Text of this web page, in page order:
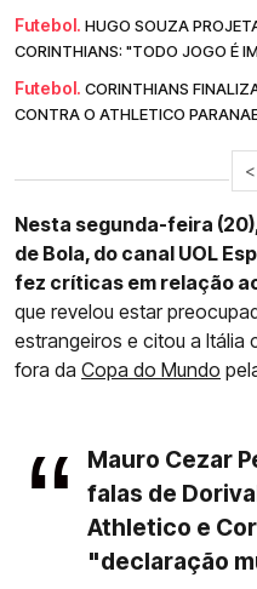
Futebol. HUGO SOUZA
CORINTHIANS: "TODO JOGO É
Futebol. CORINTHIANS
CONTRA O ATHLETICO
<
Nesta segunda-feira
de Bola, do canal UOL
fez críticas em relação
que revelou estar
estrangeiros e citou a Itália
fora da Copa do Mundo
Mauro Cezar
falas de
Athletico e
"declaração